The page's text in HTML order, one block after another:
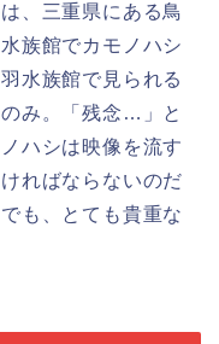
、三重県にある鳥
族館でカモノハシ
水族館で見られる
み。「残念…」と
ハシは映像を流す
ればならないのだ
も、とても貴重な